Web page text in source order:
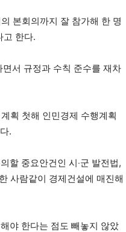
본회의까지 잘 참가해 한 명
고 한다.
서 규정과 수칙 준수를 재차
획 첫해 인민경제 수행계획
.
할 중요안건인 시‧군 발전법,
사람같이 경제건설에 매진해
야 한다는 점도 빼놓지 않았